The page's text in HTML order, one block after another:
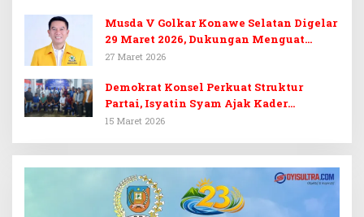
Musda V Golkar Konawe Selatan Digelar
29 Maret 2026, Dukungan Menguat
untuk Irham Kalenggo
27 Maret 2026
Demokrat Konsel Perkuat Struktur
Partai, Isyatin Syam Ajak Kader
Kembalikan Kejayaan
15 Maret 2026